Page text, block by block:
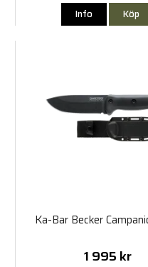
Info Köp
Ka-Bar Becker
1 995 kr